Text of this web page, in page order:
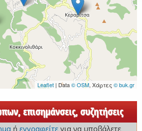
Leaflet | Data© OSM, Χάρτες © buk.gr
επισημάνσεις, συζητήσεις
ή εγγραφείτεγια να υποβάλετε